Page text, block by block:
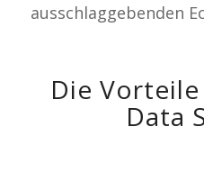
ausschlaggebenden
Die
Data